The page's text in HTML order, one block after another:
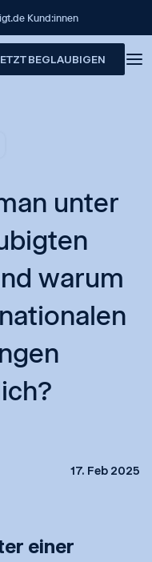
Kund:innen
BEGLAUBIGEN
unter
warum
17. Feb 2025
einer